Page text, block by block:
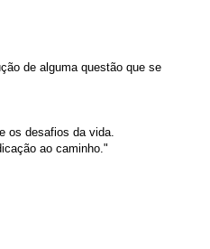
de alguma questão que se
os desafios da vida.
ao caminho."